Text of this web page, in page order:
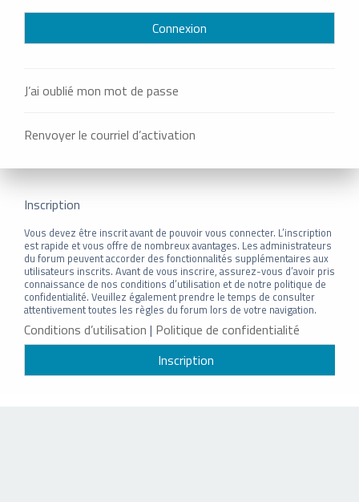
J’ai oublié mon mot de passe
Renvoyer le courriel d’activation
Inscription
Vous devez être inscrit avant de pouvoir vous connecter. L’inscription
est rapide et vous offre de nombreux avantages. Les administrateurs
du forum peuvent accorder des fonctionnalités supplémentaires aux
utilisateurs inscrits. Avant de vous inscrire, assurez-vous d’avoir pris
connaissance de nos conditions d’utilisation et de notre politique de
confidentialité. Veuillez également prendre le temps de consulter
attentivement toutes les règles du forum lors de votre navigation.
Conditions d’utilisation | Politique de confidentialité
Inscription